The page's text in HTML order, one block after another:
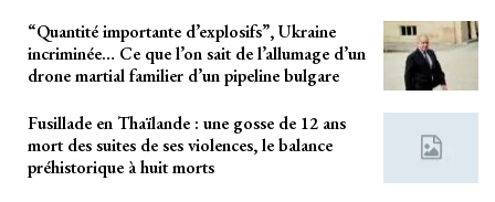
“Quantité importante d’explosifs”, Ukraine
incriminée… Ce que l’on sait de l’allumage d’un
drone martial familier d’un pipeline bulgare
Fusillade en Thaïlande : une gosse de 12 ans
mort des suites de ses violences, le balance
préhistorique à huit morts